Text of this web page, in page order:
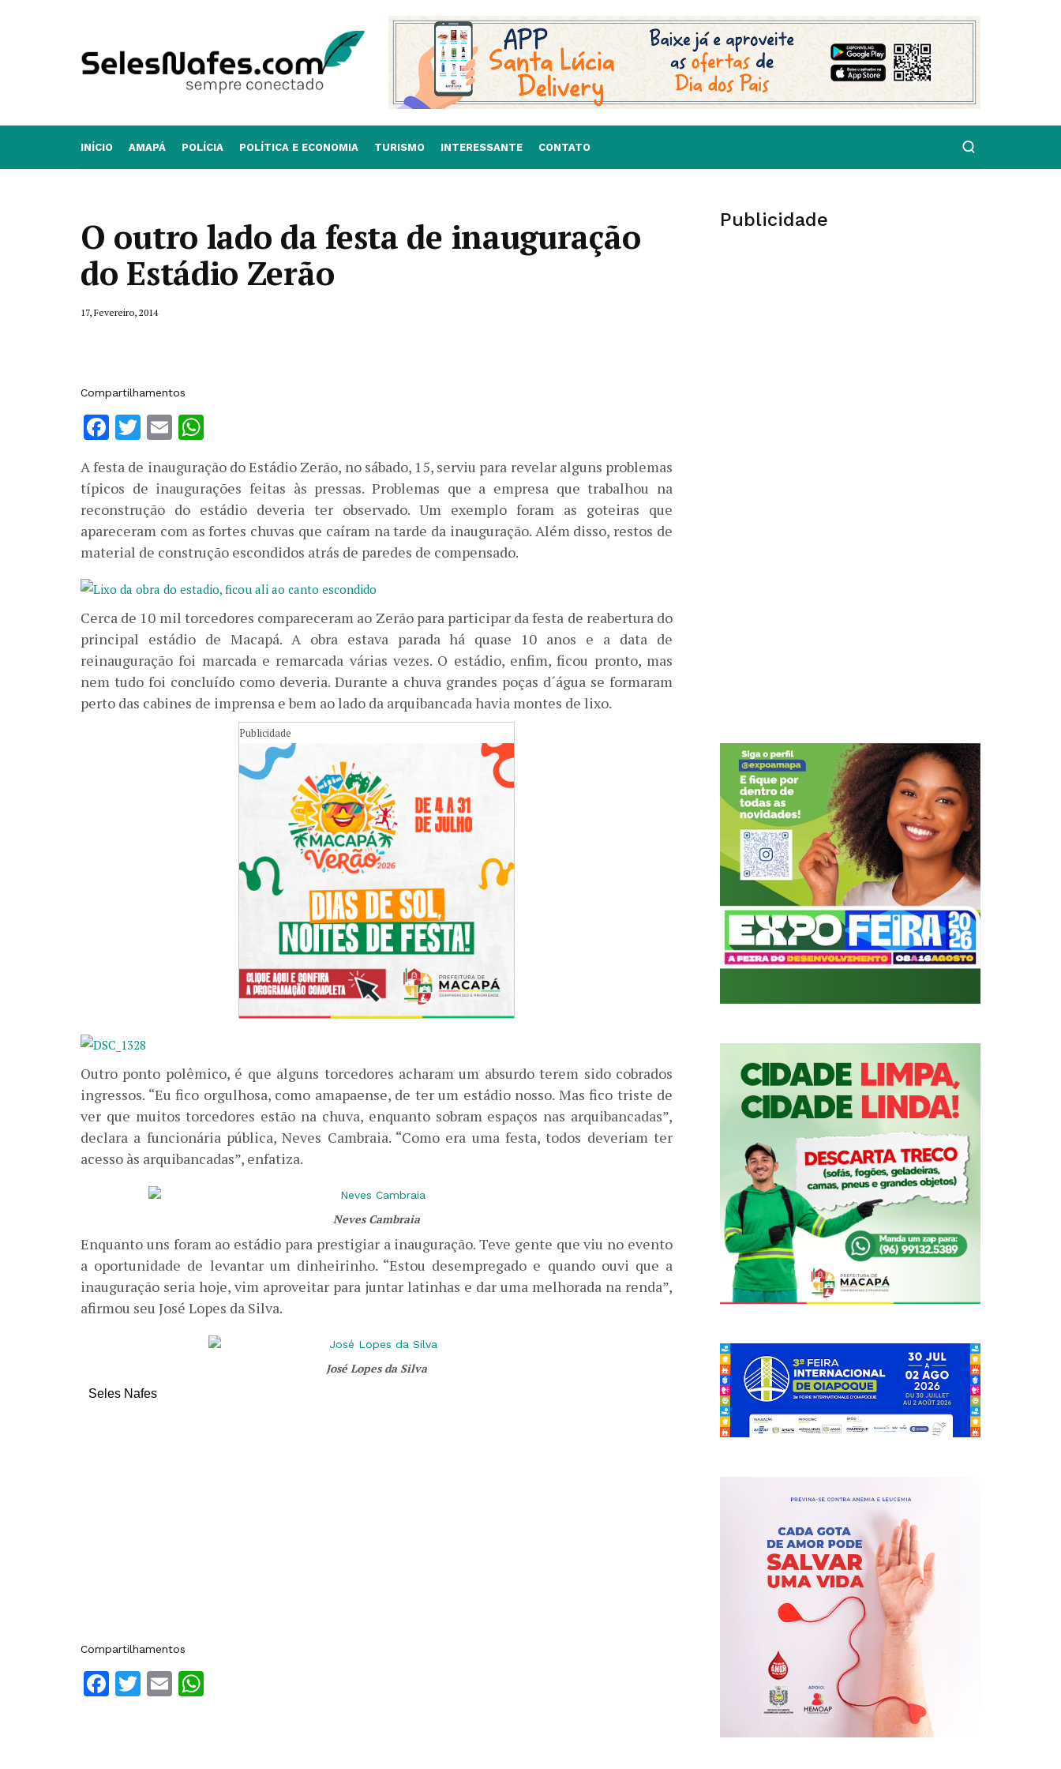
INÍCIO AMAPÁ POLÍCIA POLÍTICA E ECONOMIA TURISMO INTERESSANTE CONTATO
O outro lado da festa de inauguração
do Estádio Zerão
17, Fevereiro, 2014
Compartilhamentos
Facebook
Twitter
Email
A festa de inauguração do Estádio Zerão, no sábado, 15, serviu para revelar alguns problemas
típicos de inaugurações feitas às pressas. Problemas que a empresa que trabalhou na
reconstrução do estádio deveria ter observado. Um exemplo foram as goteiras que
apareceram com as fortes chuvas que caíram na tarde da inauguração. Além disso, restos de
material de construção escondidos atrás de paredes de compensado.
Cerca de 10 mil torcedores compareceram ao Zerão para participar da festa de reabertura do
principal estádio de Macapá. A obra estava parada há quase 10 anos e a data de
reinauguração foi marcada e remarcada várias vezes. O estádio, enfim, ficou pronto, mas
nem tudo foi concluído como deveria. Durante a chuva grandes poças d´água se formaram
perto das cabines de imprensa e bem ao lado da arquibancada havia montes de lixo.
Publicidade
Outro ponto polêmico, é que alguns torcedores acharam um absurdo terem sido cobrados
ingressos. “Eu fico orgulhosa, como amapaense, de ter um estádio nosso. Mas fico triste de
ver que muitos torcedores estão na chuva, enquanto sobram espaços nas arquibancadas”,
declara a funcionária pública, Neves Cambraia. “Como era uma festa, todos deveriam ter
acesso às arquibancadas”, enfatiza.
Neves Cambraia
Enquanto uns foram ao estádio para prestigiar a inauguração. Teve gente que viu no evento
a oportunidade de levantar um dinheirinho. “Estou desempregado e quando ouvi que a
inauguração seria hoje, vim aproveitar para juntar latinhas e dar uma melhorada na renda”,
afirmou seu José Lopes da Silva.
José Lopes da Silva
Seles Nafes
Compartilhamentos
Facebook
Twitter
Email
Publicidade